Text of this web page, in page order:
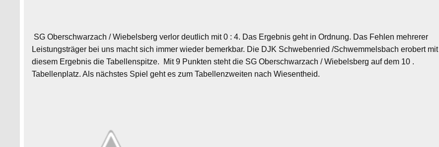
SG Oberschwarzach / Wiebelsberg verlor deutlich mit 0 : 4. Das Ergebnis geht in Ordnung. Das Fehlen mehrerer
Leistungsträger bei uns macht sich immer wieder bemerkbar. Die DJK Schwebenried /Schwemmelsbach erobert mit
diesem Ergebnis die Tabellenspitze. Mit 9 Punkten steht die SG Oberschwarzach / Wiebelsberg auf dem 10 .
Tabellenplatz. Als nächstes Spiel geht es zum Tabellenzweiten nach Wiesentheid.